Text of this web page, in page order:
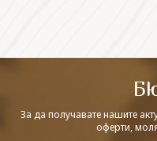
За да получавате нашите
оферти,